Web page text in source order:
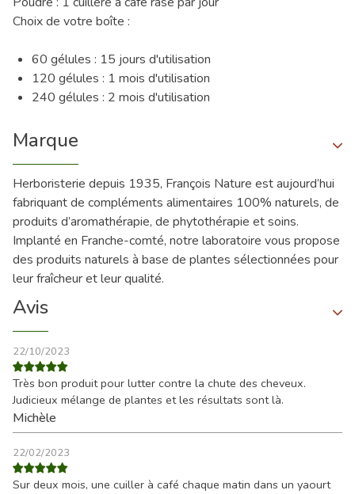
Choix de votre boîte :
60 gélules : 15 jours d'utilisation
120 gélules : 1 mois d'utilisation
240 gélules : 2 mois d'utilisation
Marque
Herboristerie depuis 1935, François Nature est aujourd’hui
fabriquant de compléments alimentaires 100% naturels, de
produits d’aromathérapie, de phytothérapie et soins.
Implanté en Franche-comté, notre laboratoire vous propose
des produits naturels à base de plantes sélectionnées pour
leur fraîcheur et leur qualité.
Avis
22/10/2023
Très bon produit pour lutter contre la chute des cheveux.
Judicieux mélange de plantes et les résultats sont là.
Michèle
22/02/2023
Sur deux mois, une cuiller à café chaque matin dans un yaourt